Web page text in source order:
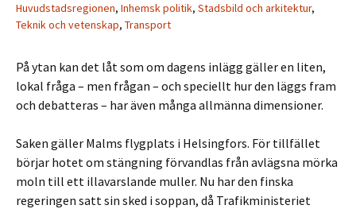
Huvudstadsregionen, Inhemsk politik, Stadsbild och arkitektur,
Teknik och vetenskap, Transport
På ytan kan det låt som om dagens inlägg gäller en liten,
lokal fråga – men frågan – och speciellt hur den läggs fram
och debatteras – har även många allmänna dimensioner.
Saken gäller Malms flygplats i Helsingfors. För tillfället
börjar hotet om stängning förvandlas från avlägsna mörka
moln till ett illavarslande muller. Nu har den finska
regeringen satt sin sked i soppan, då Trafikministeriet